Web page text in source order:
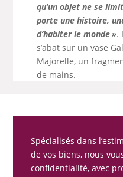
qu’un objet ne se
porte une histoire,
d’habiter le monde ».
s’abat sur un vase
Majorelle, un
de mains.
Spécialisés dans
de vos biens, nous
confidentialité, avec